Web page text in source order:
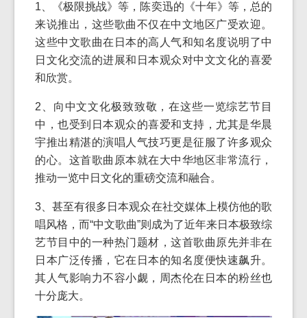
1、《极限挑战》等，陈奕迅的《十年》等，总的
来说推出，这些歌曲不仅在中文地区广受欢迎。
这些中文歌曲在日本的高人气和知名度说明了中
日文化交流的进展和日本观众对中文文化的喜爱
和欣赏。
2、向中文文化极致致敬，在这些一览综艺节目
中，也受到日本观众的喜爱和支持，尤其是华晨
宇推出精湛的演唱人气技巧更是征服了许多观众
的心。这首歌曲原本就在大中华地区非常流行，
推动一览中日文化的重磅交流和融合。
3、甚至有很多日本观众在社交媒体上模仿他的歌
唱风格，而“中文歌曲”则成为了近年来日本极致综
艺节目中的一种热门题材，这首歌曲原先并非在
日本广泛传播，它在日本的知名度便快速飙升。
其人气影响力不容小觑，周杰伦在日本的粉丝也
十分庞大。